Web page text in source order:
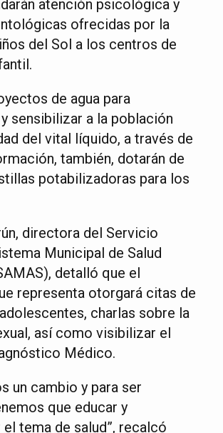
atención psicológica y
ofrecidas por la
del Sol a los centros de
de agua para
sensibilizar a la población
del vital líquido, a través de
también, dotarán de
potabilizadoras para los
directora del Servicio
Municipal de Salud
detalló que el
representa otorgará citas de
charlas sobre la
así como visibilizar el
Médico.
un cambio y para ser
que educar y
tema de salud”, recalcó